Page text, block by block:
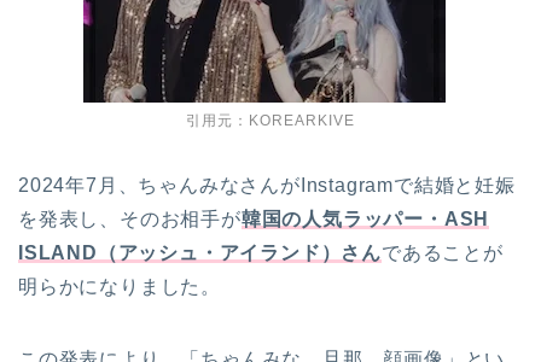
引用元：KOREARKIVE
2024年7月、ちゃんみなさんがInstagramで結婚と妊娠
を発表し、そのお相手が韓国の人気ラッパー・ASH
ISLAND（アッシュ・アイランド）さんであることが
明らかになりました。